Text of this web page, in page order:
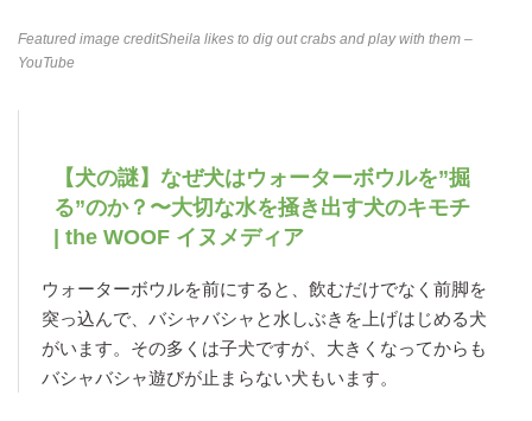
Featured image creditSheila likes to dig out crabs and play with them –
YouTube
【犬の謎】なぜ犬はウォーターボウルを”掘
る”のか？〜大切な水を掻き出す犬のキモチ
| the WOOF イヌメディア
ウォーターボウルを前にすると、飲むだけでなく前脚を
突っ込んで、バシャバシャと水しぶきを上げはじめる犬
がいます。その多くは子犬ですが、大きくなってからも
バシャバシャ遊びが止まらない犬もいます。